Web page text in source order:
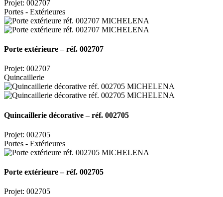
Projet: 002707
Portes - Extérieures
Porte extérieure – réf. 002707
Projet: 002707
Quincaillerie
Quincaillerie décorative – réf. 002705
Projet: 002705
Portes - Extérieures
Porte extérieure – réf. 002705
Projet: 002705